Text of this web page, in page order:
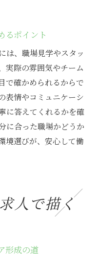
るポイント
は、職場見学やスタッ
実際の雰囲気やチーム
で確かめられるからで
表情やコミュニケーシ
に答えてくれるかを確
に合った職場かどうか
境選びが、安心して働
人で描く
形成の道